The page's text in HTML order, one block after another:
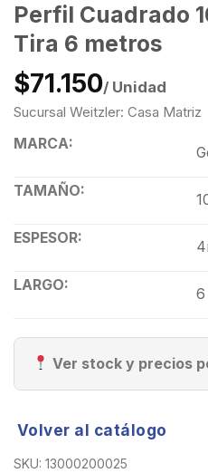
Perfil Cuadrado
Tira 6 metros
$71.150/ Unidad
Sucursal Weitzler: Casa Matriz
MARCA:
TAMAÑO:
ESPESOR:
LARGO:
6
Ver stock y precios
Volver al catálogo
SKU: 13000200025